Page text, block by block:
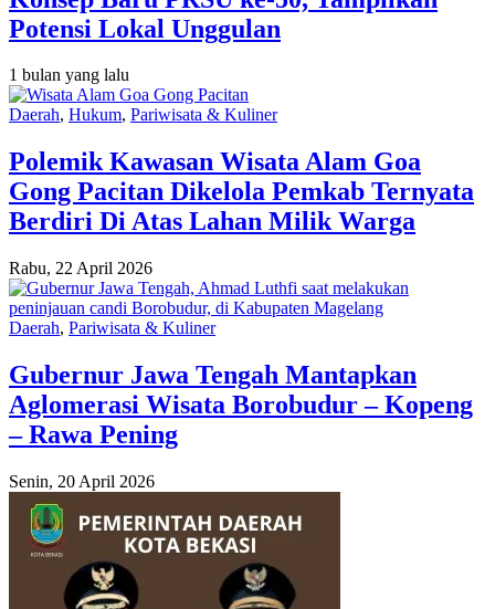
Potensi Lokal Unggulan
1 bulan yang lalu
Daerah, Hukum, Pariwisata & Kuliner
Polemik Kawasan Wisata Alam Goa
Gong Pacitan Dikelola Pemkab Ternyata
Berdiri Di Atas Lahan Milik Warga
Rabu, 22 April 2026
Daerah, Pariwisata & Kuliner
Gubernur Jawa Tengah Mantapkan
Aglomerasi Wisata Borobudur – Kopeng
– Rawa Pening
Senin, 20 April 2026